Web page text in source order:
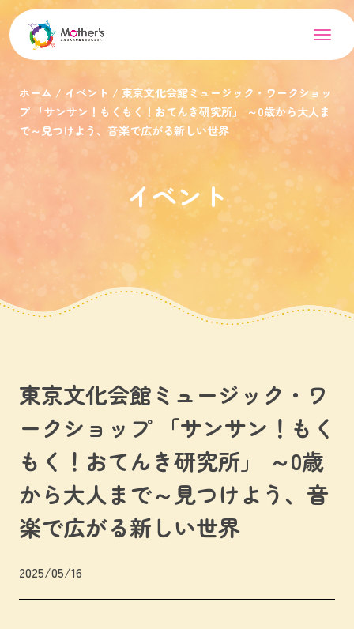
ホーム イベント
東京文化会館ミュージック・ワークショッ
プ 「サンサン！もくもく！おてんき研究所」 ～0歳から大人ま
で～見つけよう、音楽で広がる新しい世界
イベント
東京文化会館ミュージック・ワ
ークショップ 「サンサン！もく
もく！おてんき研究所」 ～0歳
から大人まで～見つけよう、音
楽で広がる新しい世界
2025/05/16